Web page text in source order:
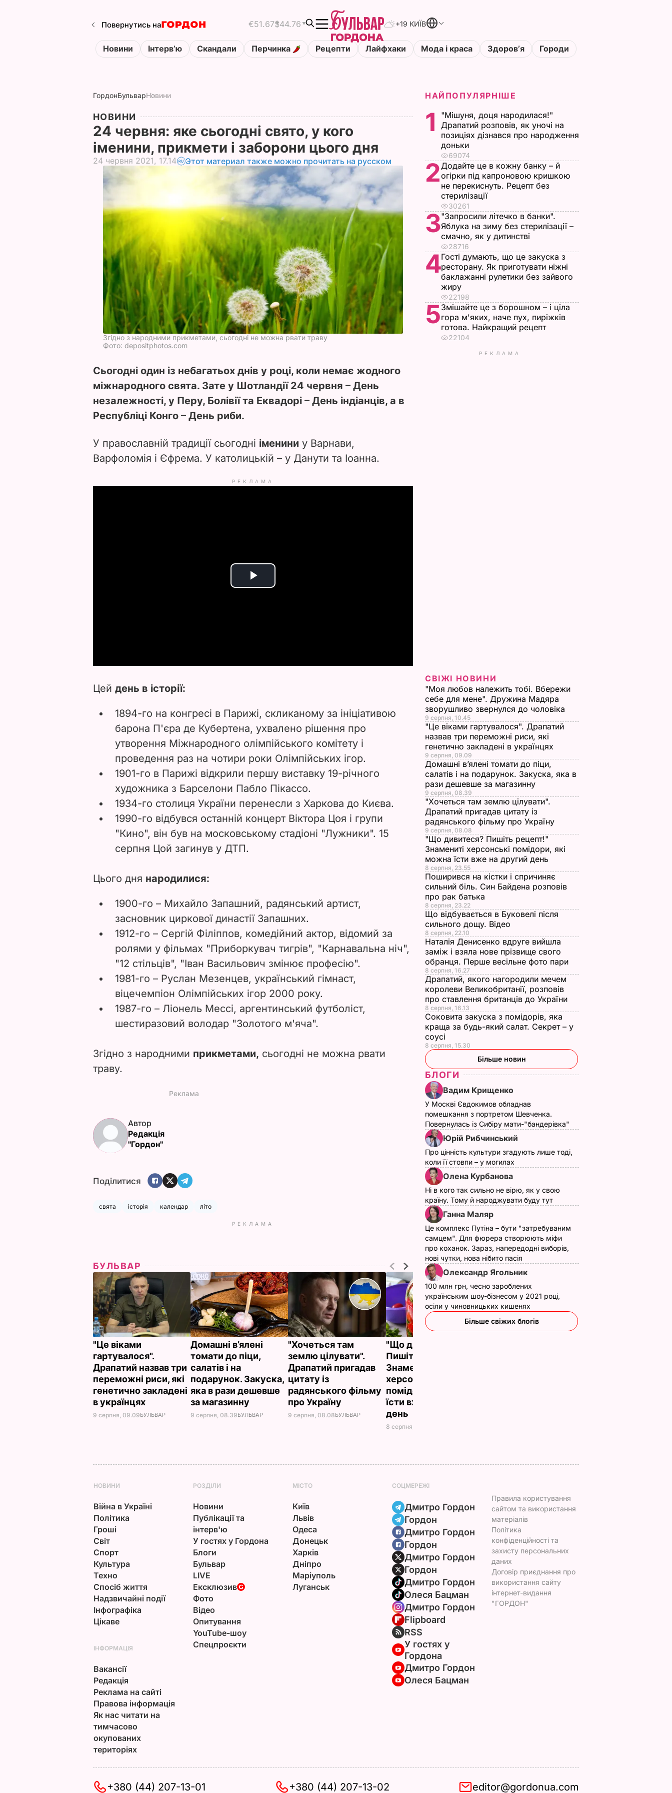
Повернутись на €51.67$44.76 +19 КИЇВ
Новини Інтервʼю Скандали Перчинка Рецепти Лайфхаки Мода і краса Здоровʼя Городи
ГордонБульварНовини
НОВИНИ
24 червня: яке сьогодні свято, у кого
іменини, прикмети і заборони цього дня
24 червня 2021, 17.14 Этот материал также можно прочитать на русском
Згідно з народними прикметами, сьогодні не можна рвати траву
Фото: depositphotos.com
Сьогодні один із небагатьох днів у році, коли немає жодного
міжнародного свята. Зате у Шотландії 24 червня – День
незалежності, у Перу, Болівії та Еквадорі – День індіанців, а в
Республіці Конго – День риби.
У православній традиції сьогодні іменини у Варнави,
Варфоломія і Єфрема. У католицькій – у Данути та Іоанна.
РЕКЛАМА
P
d
e
o
Цей день в історії:
1894-го на конгресі в Парижі, скликаному за ініціативою
барона П'єра де Кубертена, ухвалено рішення про
утворення Міжнародного олімпійського комітету і
проведення раз на чотири роки Олімпійських ігор.
1901-го в Парижі відкрили першу виставку 19-річного
художника з Барселони Пабло Пікассо.
1934-го столиця України перенесли з Харкова до Києва.
1990-го відбувся останній концерт Віктора Цоя і групи
"Кино", він був на московському стадіоні "Лужники". 15
серпня Цой загинув у ДТП.
Цього дня народилися:
1900-го – Михайло Запашний, радянський артист,
засновник циркової династії Запашних.
1912-го – Сергій Філіппов, комедійний актор, відомий за
ролями у фільмах "Приборкувач тигрів", "Карнавальна ніч",
"12 стільців", "Іван Васильович змінює професію".
1981-го – Руслан Мезенцев, український гімнаст,
віцечемпіон Олімпійських ігор 2000 року.
1987-го – Ліонель Мессі, аргентинський футболіст,
шестиразовий володар "Золотого м'яча".
Згідно з народними прикметами, сьогодні не можна рвати
траву.
Автор
Редакція
"Гордон"
Поділитися
свята історія календар літо
РЕКЛАМА
БУЛЬВАР
"Це віками
гартувалося".
Драпатий назвав три
переможні риси, які
генетично закладені
в українцях
9 серпня, 09.09БУЛЬВАР
Домашні в’ялені
томати до піци,
салатів і на
подарунок. Закуска,
яка в рази дешевше
за магазинну
9 серпня, 08.39БУЛЬВАР
"Хочеться там
землю цілувати".
Драпатий пригадав
цитату із
радянського фільму
про Україну
9 серпня, 08.08БУЛЬВАР
"Що дивитеся?
Пишіть рецепт!"
Знамениті
херсонські
помідори, які можна
їсти вже на другий
день
8 серпня, 23.55
НАЙПОПУЛЯРНІШЕ
1
"Мішуня, доця народилася!"
Драпатий розповів, як уночі на
позиціях дізнався про народження
доньки
69074
2Додайте це в кожну банку – й
огірки під капроновою кришкою
не перекиснуть. Рецепт без
стерилізації
30261
3"Запросили літечко в банки".
Яблука на зиму без стерилізації –
смачно, як у дитинстві
28716
4Гості думають, що це закуска з
ресторану. Як приготувати ніжні
баклажанні рулетики без зайвого
жиру
22198
5Змішайте це з борошном – і ціла
гора м'яких, наче пух, пиріжків
готова. Найкращий рецепт
22104
РЕКЛАМА
СВІЖІ НОВИНИ
"Моя любов належить тобі. Вбережи
себе для мене". Дружина Мадяра
зворушливо звернулся до чоловіка
9 серпня, 10.45
"Це віками гартувалося". Драпатий
назвав три переможні риси, які
генетично закладені в українцях
9 серпня, 09.09
Домашні в’ялені томати до піци,
салатів і на подарунок. Закуска, яка в
рази дешевше за магазинну
9 серпня, 08.39
"Хочеться там землю цілувати".
Драпатий пригадав цитату із
радянського фільму про Україну
9 серпня, 08.08
"Що дивитеся? Пишіть рецепт!"
Знамениті херсонські помідори, які
можна їсти вже на другий день
8 серпня, 23.55
Поширився на кістки і спричиняє
сильний біль. Син Байдена розповів
про рак батька
8 серпня, 23.22
Що відбувається в Буковелі після
сильного дощу. Відео
8 серпня, 22.10
Наталія Денисенко вдруге вийшла
заміж і взяла нове прізвище свого
обранця. Перше весільне фото пари
8 серпня, 16.27
Драпатий, якого нагородили мечем
королеви Великобританії, розповів
про ставлення британців до України
8 серпня, 16.13
Соковита закуска з помідорів, яка
краща за будь-який салат. Секрет – у
соусі
8 серпня, 15.30
Більше новин
БЛОГИ
Вадим Крищенко
У Москві Євдокимов обладнав
помешкання з портретом Шевченка.
Повернулась із Сибіру мати-"бандерівка"
Юрій Рибчинський
Про цінність культури згадують лише тоді,
коли її стовпи – у могилах
Олена Курбанова
Ні в кого так сильно не вірю, як у свою
країну. Тому й народжувати буду тут
Ганна Маляр
Це комплекс Путіна – бути "затребуваним
самцем". Для фюрера створюють міфи
про коханок. Зараз, напередодні виборів,
нові чутки, нова нібито пасія
Олександр Ягольник
100 млн грн, чесно зароблених
українським шоу-бізнесом у 2021 році,
осіли у чиновницьких кишенях
Більше свіжих блогів
НОВИНИ
Війна в Україні
Політика
Гроші
Світ
Спорт
Культура
Техно
Спосіб життя
Надзвичайні події
Інфографіка
Цікаве
РОЗДІЛИ
Новини
Публікації та
інтерв'ю
У гостях у Гордона
Блоги
Бульвар
LIVE
Ексклюзив
Фото
Відео
Опитування
YouTube-шоу
Спецпроєкти
МІСТО
Київ
Львів
Одеса
Донецьк
Харків
Дніпро
Маріуполь
Луганськ
СОЦМЕРЕЖІ
Дмитро Гордон
Гордон
Дмитро Гордон
Гордон
Дмитро Гордон
Гордон
Дмитро Гордон
Олеся Бацман
Дмитро Гордон
Flipboard
RSS
У гостях у
Гордона
Дмитро Гордон
Олеся Бацман
ІНФОРМАЦІЯ
Вакансії
Редакція
Реклама на сайті
Правова інформація
Як нас читати на
тимчасово
окупованих
територіях
Правила користування
сайтом та використання
матеріалів
Політика
конфіденційності та
захисту персональних
даних
Договір приєднання про
використання сайту
інтернет-видання
"ГОРДОН"
+380 (44) 207-13-01 +380 (44) 207-13-02 editor@gordonua.com